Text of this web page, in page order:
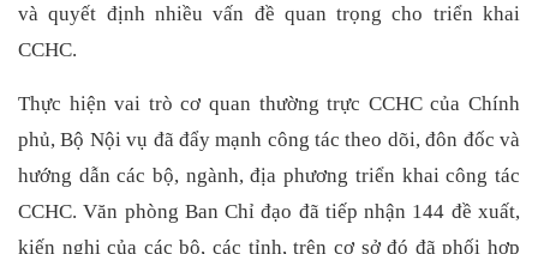
và quyết định nhiều vấn đề quan trọng cho triển khai
CCHC.
Thực hiện vai trò cơ quan thường trực CCHC của Chính
phủ, Bộ Nội vụ đã đẩy mạnh công tác theo dõi, đôn đốc và
hướng dẫn các bộ, ngành, địa phương triển khai công tác
CCHC. Văn phòng Ban Chỉ đạo đã tiếp nhận 144 đề xuất,
kiến nghị của các bộ, các tỉnh, trên cơ sở đó đã phối hợp